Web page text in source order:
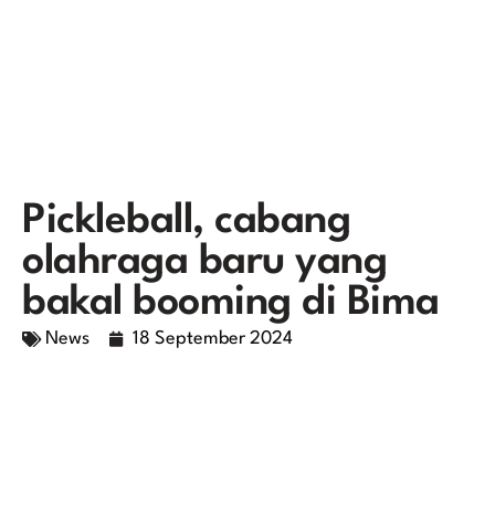
Pickleball, cabang
olahraga baru yang
bakal booming di Bima
News 18 September 2024